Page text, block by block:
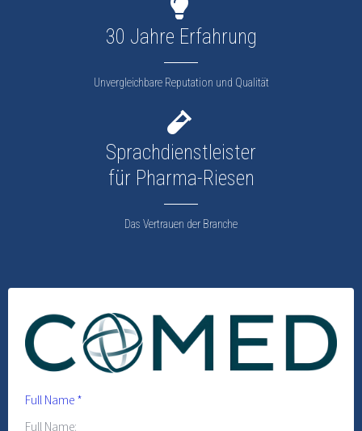
30 Jahre Erfahrung
Unvergleichbare Reputation und Qualität
Sprachdienstleister
für Pharma-Riesen
Das Vertrauen der Branche
Full Name *